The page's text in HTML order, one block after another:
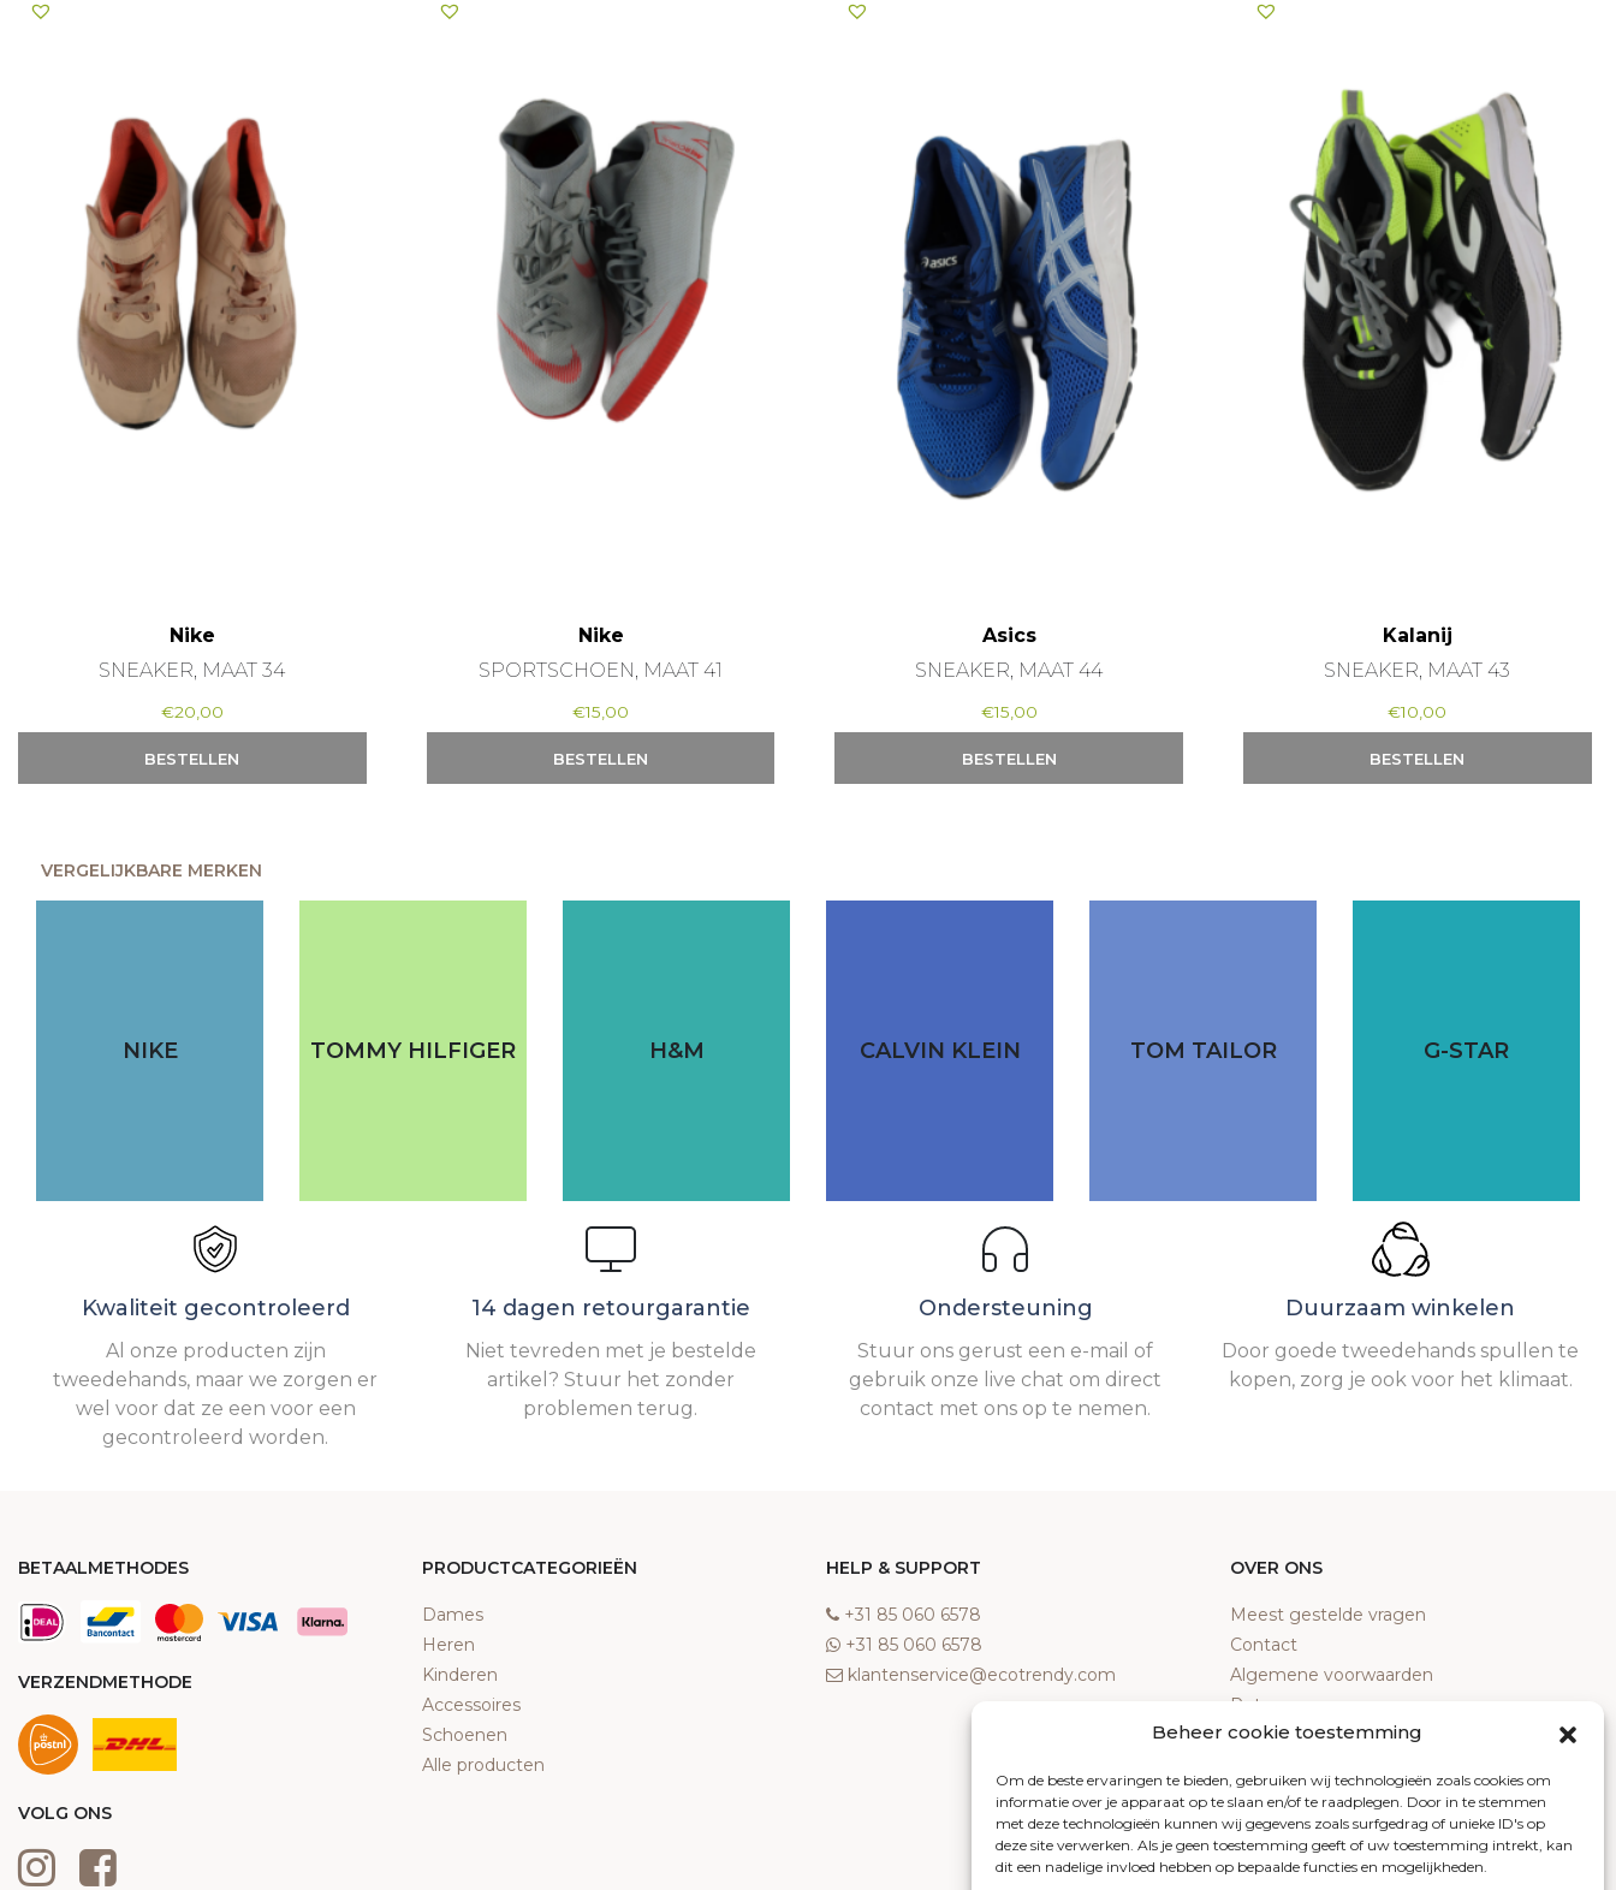
Beheer cookie toestemming
Om de beste ervaringen te bieden, gebruiken wij technologieën zoals cookies om
informatie over je apparaat op te slaan en/of te raadplegen. Door in te stemmen
met deze technologieën kunnen wij gegevens zoals surfgedrag of unieke ID's op
deze site verwerken. Als je geen toestemming geeft of uw toestemming intrekt, kan
dit een nadelige invloed hebben op bepaalde functies en mogelijkheden.
Nike
SNEAKER, MAAT 34
€20,00
BESTELLEN
Nike
SPORTSCHOEN, MAAT 41
€15,00
BESTELLEN
Asics
SNEAKER, MAAT 44
€15,00
BESTELLEN
Kalanij
SNEAKER, MAAT 43
€10,00
BESTELLEN
VERGELIJKBARE MERKEN
NIKE TOMMY HILFIGER H&M CALVIN KLEIN TOM TAILOR G-STAR
Kwaliteit gecontroleerd
Al onze producten zijn
tweedehands, maar we zorgen er
wel voor dat ze een voor een
gecontroleerd worden.
14 dagen retourgarantie
Niet tevreden met je bestelde
artikel? Stuur het zonder
problemen terug.
Ondersteuning
Stuur ons gerust een e-mail of
gebruik onze live chat om direct
contact met ons op te nemen.
Duurzaam winkelen
Door goede tweedehands spullen te
kopen, zorg je ook voor het klimaat.
BETAALMETHODES
VERZENDMETHODE
VOLG ONS
PRODUCTCATEGORIEËN
Dames
Heren
Kinderen
Accessoires
Schoenen
Alle producten
HELP & SUPPORT
‎+31 85 060 6578
‎+31 85 060 6578
klantenservice@ecotrendy.com
OVER ONS
Meest gestelde vragen
Contact
Algemene voorwaarden
Retourneren
Klachten
Cookiebeleid